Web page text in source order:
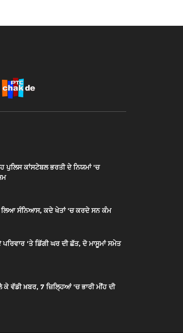
ਕਾਂਸਟੇਬਲ ਭਰਤੀ ਦੇ ਨਿਯਮਾਂ 'ਚ
ਲਿਆ ਸੰਨਿਆਸ, ਕਦੇ ਖੇਤਾਂ 'ਚ ਕਰਦੇ ਸਨ ਕੰਮ
'ਤੇ ਡਿੱਗੀ ਘਰ ਦੀ ਛੱਤ, ਦੋ ਮਾਸੂਮਾਂ ਸਮੇਤ
ਵੱਡੀ ਖ਼ਬਰ, 7 ਜ਼ਿਲ੍ਹਿਆਂ 'ਚ ਭਾਰੀ ਮੀਂਹ ਦੀ